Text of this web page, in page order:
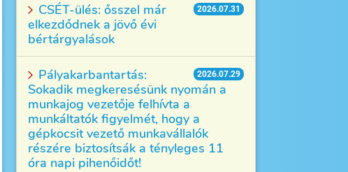
2026.07.31
CSÉT-ülés: ősszel már
elkezdődnek a jövő évi
bértárgyalások
2026.07.29
Pályakarbantartás:
Sokadik megkeresésünk nyomán a
munkajog vezetője felhívta a
munkáltatók figyelmét, hogy a
gépkocsit vezető munkavállalók
részére biztosítsák a tényleges 11
óra napi pihenőidőt!